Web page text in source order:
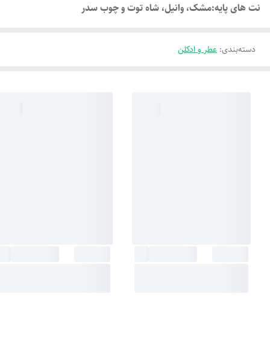
نت های پایه:مشک، وانیل، شاه توت و چوب سدر
دسته‌بندی: عطر و ادکلن